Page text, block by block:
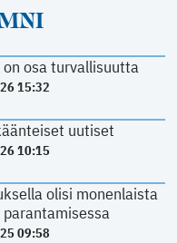
on osa turvallisuutta
15:32
uutiset
10:15
olisi monenlaista
09:58